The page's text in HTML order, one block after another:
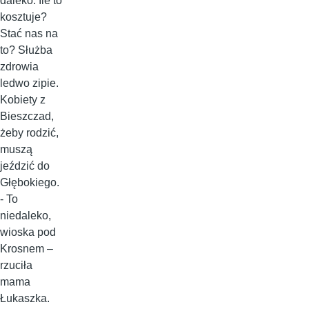
kosztuje?
Stać nas na
to? Służba
zdrowia
ledwo zipie.
Kobiety z
Bieszczad,
żeby rodzić,
muszą
jeździć do
Głębokiego.
- To
niedaleko,
wioska pod
Krosnem –
rzuciła
mama
Łukaszka.